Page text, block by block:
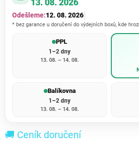
13. 08. 2026
Odešleme:12. 08. 2026
* bez garance u doručení do výdejních boxů, kde
PPL
1–2 dny
13. 08. – 14. 08.
Balíkovna
1–2 dny
13. 08. – 14. 08.
🚚 Ceník doručení